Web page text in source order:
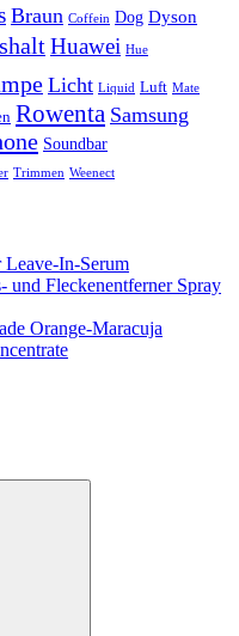
Braun Coffein Dog Dyson
Huawei Hue
Licht Liquid Luft Mate
Rowenta Samsung
Soundbar
Trimmen Weenect
In-Serum
und Fleckenentferner Spray
Orange-Maracuja